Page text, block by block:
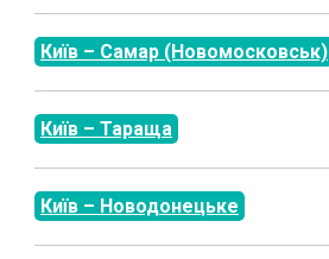
Київ – Самар (Новомосковськ)
Київ – Тараща
Київ – Новодонецьке